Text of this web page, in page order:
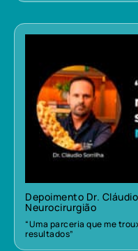
Depoimento Dr.
Neurocirurgião
“Uma parceria que me
resultados”